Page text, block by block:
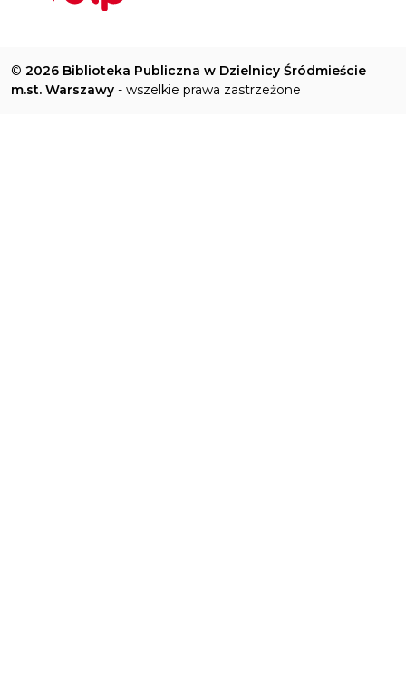
© 2026 Biblioteka Publiczna w Dzielnicy Śródmieście
m.st. Warszawy - wszelkie prawa zastrzeżone